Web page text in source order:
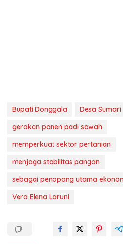
Bupati Donggala Desa Sumari
gerakan panen padi sawah
memperkuat sektor pertanian
menjaga stabilitas pangan
sebagai penopang utama
Vera Elena Laruni